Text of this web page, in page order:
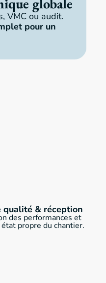
VMC ou audit.
pour un
qualité & réception
des performances et
propre du chantier.